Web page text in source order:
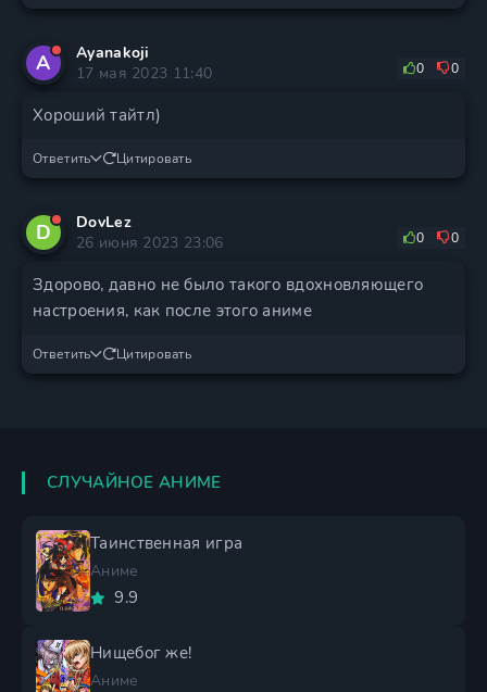
A
Ayanakoji
17 мая 2023 11:40
0 0
Хороший тайтл)
Ответить Цитировать
D
DovLez
26 июня 2023 23:06
0 0
Здорово, давно не было такого вдохновляющего
настроения, как после этого аниме
Ответить Цитировать
СЛУЧАЙНОЕ АНИМЕ
Таинственная игра
Аниме
9.9
Нищебог же!
Аниме